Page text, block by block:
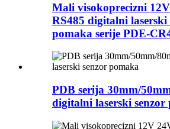
Mali visokoprecizni
RS485 digitalni laserski
pomaka serije PDE-
PDB serija 30mm/
digitalni laserski senzor